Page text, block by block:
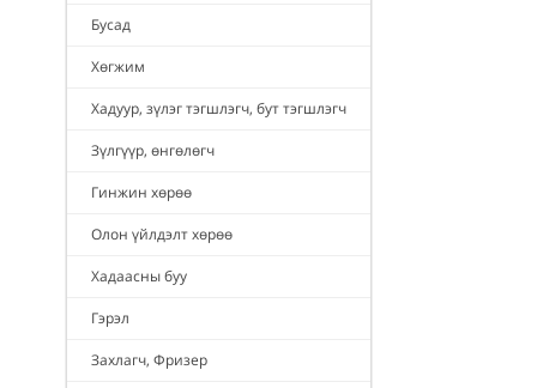
Бусад
Хөгжим
Хадуур, зүлэг тэгшлэгч, бут тэгшлэгч
Зүлгүүр, өнгөлөгч
Гинжин хөрөө
Олон үйлдэлт хөрөө
Хадаасны буу
Гэрэл
Захлагч, Фризер